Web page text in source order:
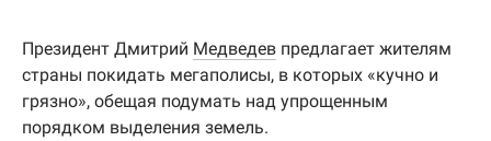
Президент Дмитрий Медведев предлагает жителям
страны покидать мегаполисы, в которых «кучно и
грязно», обещая подумать над упрощенным
порядком выделения земель.